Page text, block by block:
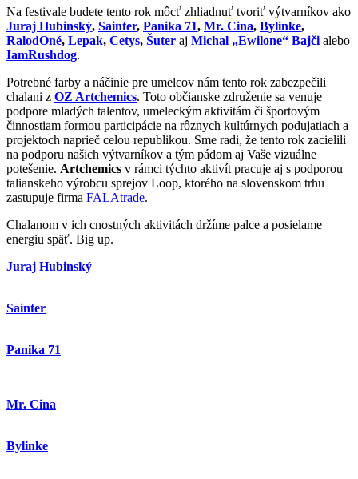
Na festivale budete tento rok môcť zhliadnuť tvoriť výtvarníkov ako
Juraj Hubinský, Sainter, Panika 71, Mr. Cina, Bylinke,
RalodOné, Lepak, Cetys, Šuter aj Michal „Ewilone“ Bajči alebo
IamRushdog.
Potrebné farby a náčinie pre umelcov nám tento rok zabezpečili
chalani z OZ Artchemics. Toto občianske združenie sa venuje
podpore mladých talentov, umeleckým aktivitám či športovým
činnostiam formou participácie na rôznych kultúrnych podujatiach a
projektoch naprieč celou republikou. Sme radi, že tento rok zacielili
na podporu našich výtvarníkov a tým pádom aj Vaše vizuálne
potešenie. Artchemics v rámci týchto aktivít pracuje aj s podporou
talianskeho výrobcu sprejov Loop, ktorého na slovenskom trhu
zastupuje firma FALAtrade.
Chalanom v ich cnostných aktivitách držíme palce a posielame
energiu späť. Big up.
Juraj Hubinský
Sainter
Panika 71
Mr. Cina
Bylinke